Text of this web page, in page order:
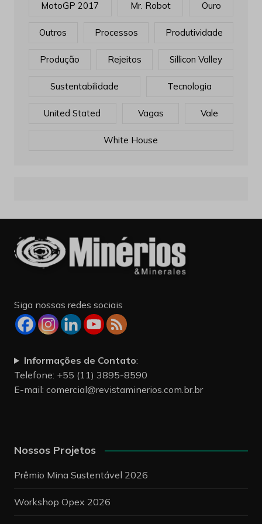
MotoGP 2017 Mr. Robot Ouro
Outros Processos Produtividade
Produção Rejeitos Sillicon Valley
Sustentabilidade Tecnologia
United Stated Vagas Vale
White House
Siga nossas redes sociais
Informações de Contato:
Telefone: +55 (11) 3895-8590
E-mail: comercial@revistaminerios.com.br.br
Nossos Projetos
Prêmio Mina Sustentável 2026
Workshop Opex 2026